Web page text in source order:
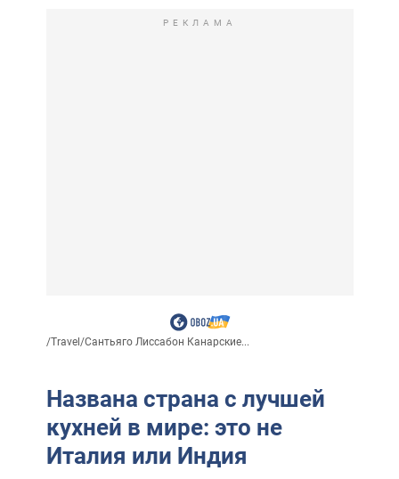
РЕКЛАМА
/Travel /Сантьяго Лиссабон Канарские...
Названа страна с лучшей
кухней в мире: это не
Италия или Индия